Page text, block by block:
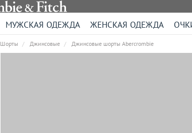
МУЖСКАЯ ОДЕЖДА ЖЕНСКАЯ ОДЕЖДА
Шорты Джинсовые Джинсовые шорты Abercrombie